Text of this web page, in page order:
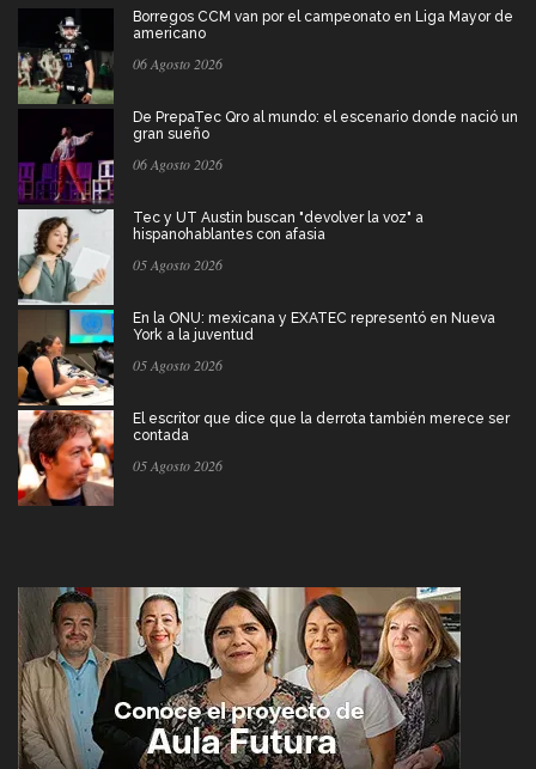
Borregos CCM van por el campeonato en Liga Mayor de
americano
06 Agosto 2026
De PrepaTec Qro al mundo: el escenario donde nació un
gran sueño
06 Agosto 2026
Tec y UT Austin buscan "devolver la voz" a
hispanohablantes con afasia
05 Agosto 2026
En la ONU: mexicana y EXATEC representó en Nueva
York a la juventud
05 Agosto 2026
El escritor que dice que la derrota también merece ser
contada
05 Agosto 2026